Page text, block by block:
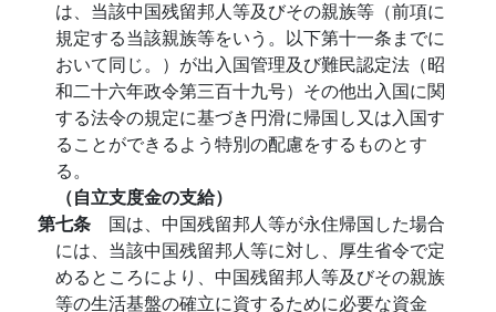
は、当該中国残留邦人等及びその親族等（前項に
規定する当該親族等をいう。以下第十一条までに
おいて同じ。）が出入国管理及び難民認定法（昭
和二十六年政令第三百十九号）その他出入国に関
する法令の規定に基づき円滑に帰国し又は入国す
ることができるよう特別の配慮をするものとす
る。
（自立支度金の支給）
第七条 国は、中国残留邦人等が永住帰国した場合
には、当該中国残留邦人等に対し、厚生省令で定
めるところにより、中国残留邦人等及びその親族
等の生活基盤の確立に資するために必要な資金